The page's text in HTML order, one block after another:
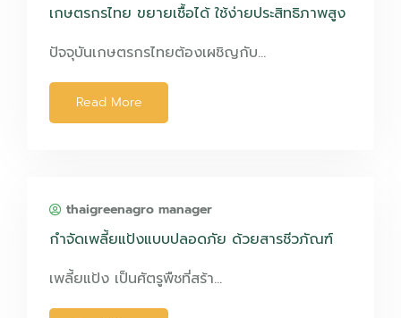
เกษตรกรไทย ขยายเชื้อได้ ใช้ง่ายประสิทธิภาพสูง
ปัจจุบันเกษตรกรไทยต้องเผชิญกับ…
Read More
thaigreenagro manager
กำจัดเพลี้ยแป้งแบบปลอดภัย ด้วยสารชีวภัณฑ์
เพลี้ยแป้ง เป็นศัตรูพืชที่สร้า…